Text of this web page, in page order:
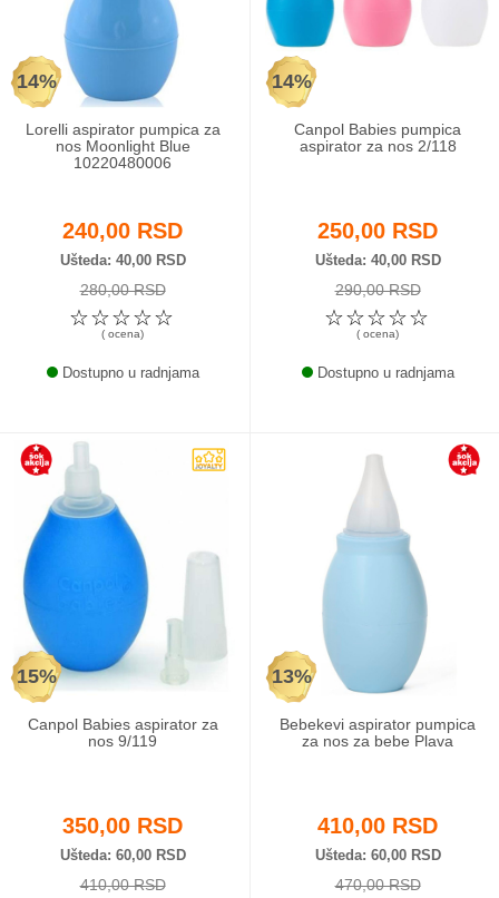
Odeća i obuća
Igračke za bebe i decu
AKCIJA
Call Centar
011 438 1 000
14%
Lorelli aspirator pumpica za
nos Moonlight Blue
10220480006
240,00 RSD
Ušteda 40,00 RSD
280,00 RSD
☆
☆
☆
☆
☆
( ocena)
Dostupno u radnjama
14%
Canpol Babies pumpica
aspirator za nos 2/118
250,00 RSD
Ušteda 40,00 RSD
290,00 RSD
☆
☆
☆
☆
☆
( ocena)
Dostupno u radnjama
15%
Canpol Babies aspirator za
nos 9/119
350,00 RSD
Ušteda 60,00 RSD
410,00 RSD
13%
Bebekevi aspirator pumpica
za nos za bebe Plava
410,00 RSD
Ušteda 60,00 RSD
470,00 RSD